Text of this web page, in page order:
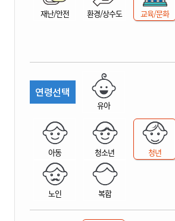
재난/안전 환경/상수도 교육/문화
연령선택
유아
아동 청소년 청년
노인 복합